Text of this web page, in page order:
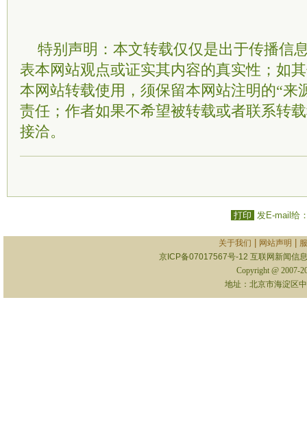
特别声明：本文转载仅仅是出于传播信
表本网站观点或证实其内容的真实性；如
本网站转载使用，须保留本网站注明的“来
责任；作者如果不希望被转载或者联系转
接洽。
打印 发E-mail给
关于我们 网站声明
京ICP备07017567号-12 互联网新闻信
Copyright @ 2007-
地址：北京市海淀区